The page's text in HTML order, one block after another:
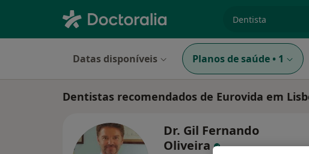
Datas disponíveis Planos de saúde • 1
Dentistas recomendados de Eurovida em
Dr. Gil Fernando
Oliveira